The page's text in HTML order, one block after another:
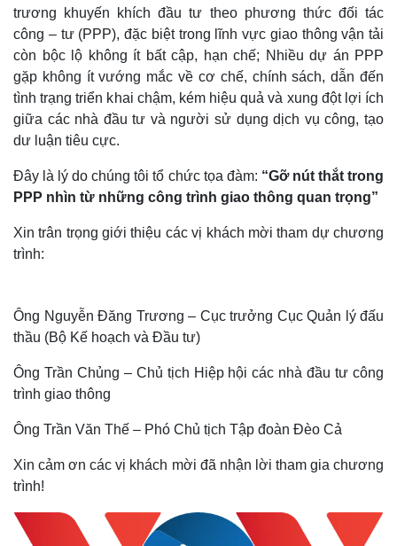
trương khuyến khích đầu tư theo phương thức đối tác
công – tư (PPP), đặc biệt trong lĩnh vực giao thông vận tải
còn bộc lộ không ít bất cập, hạn chế; Nhiều dự án PPP
gặp không ít vướng mắc về cơ chế, chính sách, dẫn đến
tình trạng triển khai chậm, kém hiệu quả và xung đột lợi ích
giữa các nhà đầu tư và người sử dụng dịch vụ công, tạo
dư luận tiêu cực.
Đây là lý do chúng tôi tổ chức tọa đàm: “Gỡ nút thắt trong
PPP nhìn từ những công trình giao thông quan trọng”
Xin trân trọng giới thiệu các vị khách mời tham dự chương
trình:
Ông Nguyễn Đăng Trương – Cục trưởng Cục Quản lý đấu
thầu (Bộ Kế hoạch và Đầu tư)
Ông Trần Chủng – Chủ tịch Hiệp hội các nhà đầu tư công
trình giao thông
Ông Trần Văn Thế – Phó Chủ tịch Tập đoàn Đèo Cả
Xin cảm ơn các vị khách mời đã nhận lời tham gia chương
trình!